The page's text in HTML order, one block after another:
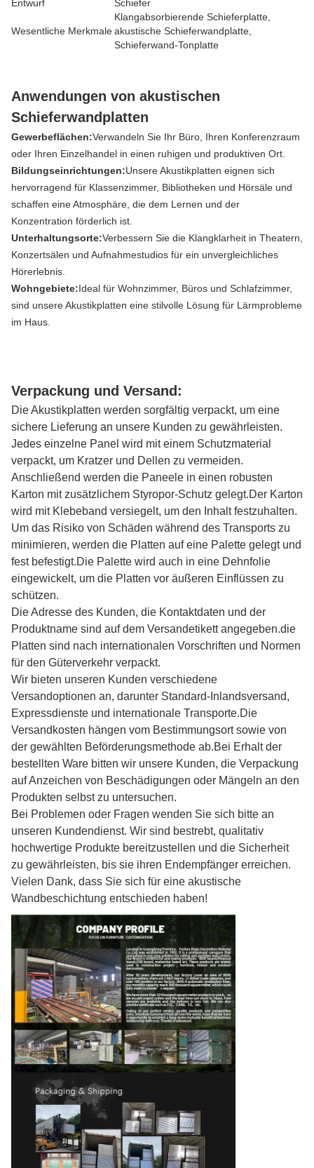
Entwurf Schiefer
Wesentliche Merkmale
Klangabsorbierende Schieferplatte,
akustische Schieferwandplatte,
Schieferwand-Tonplatte
Anwendungen von akustischen
Schieferwandplatten
Gewerbeflächen:Verwandeln Sie Ihr Büro, Ihren Konferenzraum
oder Ihren Einzelhandel in einen ruhigen und produktiven Ort.
Bildungseinrichtungen:Unsere Akustikplatten eignen sich
hervorragend für Klassenzimmer, Bibliotheken und Hörsäle und
schaffen eine Atmosphäre, die dem Lernen und der
Konzentration förderlich ist.
Unterhaltungsorte:Verbessern Sie die Klangklarheit in Theatern,
Konzertsälen und Aufnahmestudios für ein unvergleichliches
Hörerlebnis.
Wohngebiete:Ideal für Wohnzimmer, Büros und Schlafzimmer,
sind unsere Akustikplatten eine stilvolle Lösung für Lärmprobleme
im Haus.
Verpackung und Versand:
Die Akustikplatten werden sorgfältig verpackt, um eine
sichere Lieferung an unsere Kunden zu gewährleisten.
Jedes einzelne Panel wird mit einem Schutzmaterial
verpackt, um Kratzer und Dellen zu vermeiden.
Anschließend werden die Paneele in einen robusten
Karton mit zusätzlichem Styropor-Schutz gelegt.Der Karton
wird mit Klebeband versiegelt, um den Inhalt festzuhalten.
Um das Risiko von Schäden während des Transports zu
minimieren, werden die Platten auf eine Palette gelegt und
fest befestigt.Die Palette wird auch in eine Dehnfolie
eingewickelt, um die Platten vor äußeren Einflüssen zu
schützen.
Die Adresse des Kunden, die Kontaktdaten und der
Produktname sind auf dem Versandetikett angegeben.die
Platten sind nach internationalen Vorschriften und Normen
für den Güterverkehr verpackt.
Wir bieten unseren Kunden verschiedene
Versandoptionen an, darunter Standard-Inlandsversand,
Expressdienste und internationale Transporte.Die
Versandkosten hängen vom Bestimmungsort sowie von
der gewählten Beförderungsmethode ab.Bei Erhalt der
bestellten Ware bitten wir unsere Kunden, die Verpackung
auf Anzeichen von Beschädigungen oder Mängeln an den
Produkten selbst zu untersuchen.
Bei Problemen oder Fragen wenden Sie sich bitte an
unseren Kundendienst. Wir sind bestrebt, qualitativ
hochwertige Produkte bereitzustellen und die Sicherheit
zu gewährleisten, bis sie ihren Endempfänger erreichen.
Vielen Dank, dass Sie sich für eine akustische
Wandbeschichtung entschieden haben!